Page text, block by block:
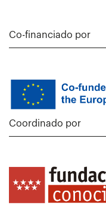
Co-financiado por
Coordinado por